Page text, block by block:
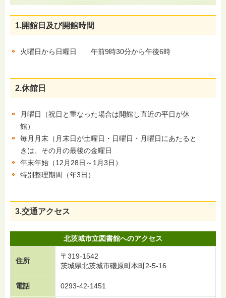
1.開館日及び開館時間
火曜日から日曜日 午前9時30分から午後6時
2.休館日
月曜日（祝日と重なった場合は開館し直近の平日が休
館）
毎月月末（月末日が土曜日・日曜日・月曜日にあたると
きは、その月の最後の金曜日
年末年始（12月28日～1月3日）
特別整理期間（年3日）
3.交通アクセス
北茨城市立図書館へのアクセス
住所
〒319-1542
茨城県北茨城市磯原町本町2-5-16
電話 0293-42-1451